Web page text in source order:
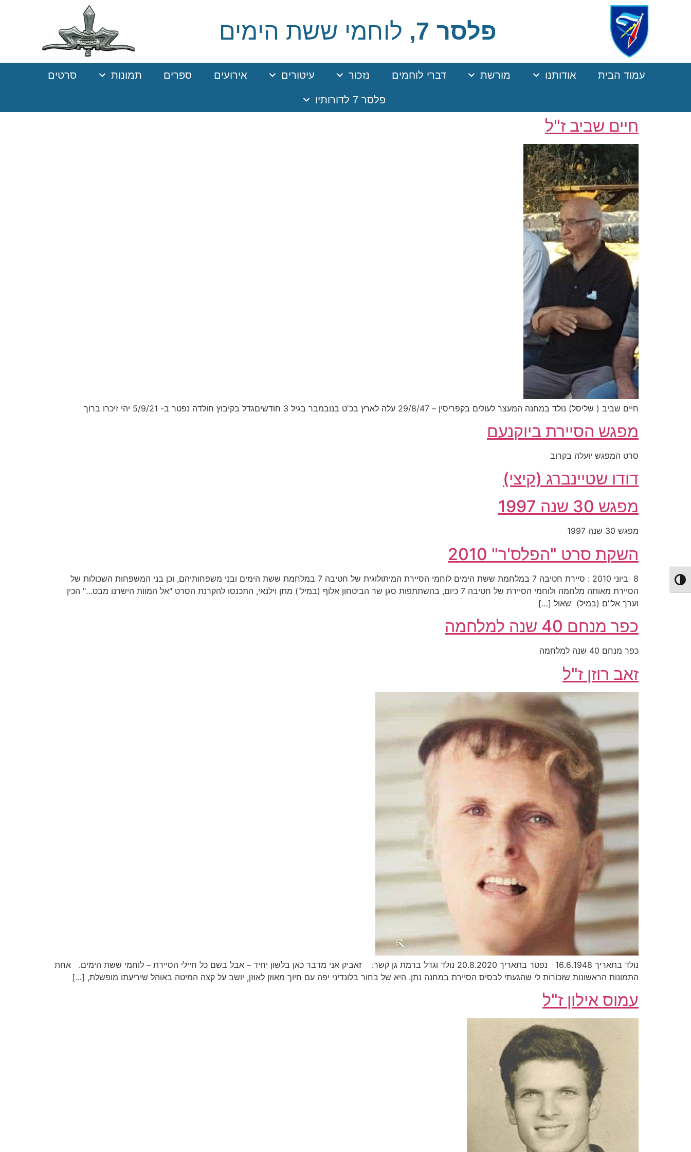
Toggle High Contrast
פלסר 7, לוחמי ששת הימים
עמוד הבית אודותנו מורשת דברי לוחמים נזכור עיטורים אירועים ספרים תמונות סרטים
פלסר 7 לדורותיו
חיים שביב ז"ל
חיים שביב ( שליסל) נולד במחנה המעצר לעולים בקפריסין – 29/8/47 עלה לארץ בכ'ט בנובמבר בגיל 3 חודשיםגדל בקיבוץ חולדה נפטר ב- 5/9/21 יהי זיכרו ברוך
מפגש הסיירת ביוקנעם
סרט המפגש יועלה בקרוב
דודו שטיינברג (קיצי)
מפגש 30 שנה 1997
מפגש 30 שנה 1997
השקת סרט "הפלס'ר" 2010
8 ביוני 2010 : סיירת חטיבה 7 במלחמת ששת הימים לוחמי הסיירת המיתולוגית של חטיבה 7 במלחמת ששת הימים ובני משפחותיהם, וכן בני המשפחות השכולות של
הסיירת מאותה מלחמה ולוחמי הסיירת של חטיבה 7 כיום, בהשתתפות סגן שר הביטחון אלוף (במיל') מתן וילנאי, התכנסו להקרנת הסרט "אל המוות הישרנו מבט…" הכין
וערך אל"ם (במיל) שאול […]
כפר מנחם 40 שנה למלחמה
כפר מנחם 40 שנה למלחמה
זאב רוזן ז"ל
נולד בתאריך 16.6.1948 נפטר בתאריך 20.8.2020 נולד וגדל ברמת גן קשר: זאביק אני מדבר כאן בלשון יחיד – אבל בשם כל חיילי הסיירת – לוחמי ששת הימים. אחת
התמונות הראשונות שזכורות לי שהגעתי לבסיס הסיירת במחנה נתן. היא של בחור בלונדיני יפה עם חיוך מאוזן לאוזן, יושב על קצה המיטה באוהל שיריעתו מופשלת, […]
עמוס אילון ז"ל